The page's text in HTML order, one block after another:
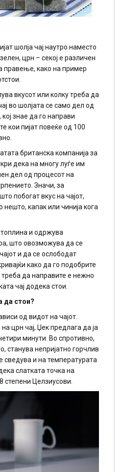
шолја чај наутро наместо
црн – секој е различен
правење, како на пример
вкусот или колку треба да
во шолјата се само дел од
знае да го направи
кои пијат повеќе од 100
британска компанија за
дека на многу луѓе им
дел од процесот на
Значи, за
побогат вкус на чајот,
нешто, капак или чинија кога
и одржува
што овозможува да се
и да се ослободат
како да го подобрите
треба да направите е нежно
чај додека стои.
да стои?
од видот на чајот.
црн чај, Џек предлага да ја
минути. Во спротивно,
станува непријатно горчлив
сведува и на температурата
слатката точка на
степени Целзиусови.